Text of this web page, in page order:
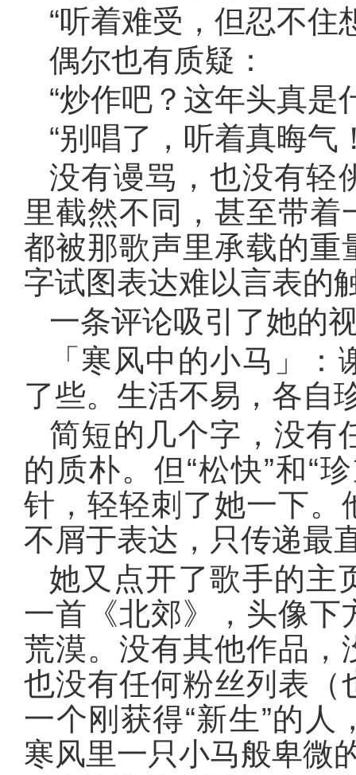
“听着难受，但忍不住
偶尔也有质疑：
“炒作吧？这年头真是
“别唱了，听着真晦气
没有谩骂，也没有轻
里截然不同，甚至带
都被那歌声里承载的重
字试图表达难以言表的
一条评论吸引了她的
「寒风中的小马」
了些。生活不易，各自
简短的几个字，没有
的质朴。但“松快”和“
针，轻轻刺了她一下。
不屑于表达，只传递最
她又点开了歌手的主
一首《北郊》，头像
荒漠。没有其他作品，
也没有任何粉丝列表（
一个刚获得“新生”的
寒风里一只小马般卑微